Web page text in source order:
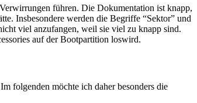
führen. Die Dokumentation ist knapp,
Insbesondere werden die Begriffe “Sektor” und
viel anzufangen, weil sie viel zu knapp sind.
auf der Bootpartition loswird.
folgenden möchte ich daher besonders die